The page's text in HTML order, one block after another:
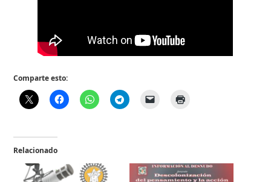
Comparte esto:
Relacionado